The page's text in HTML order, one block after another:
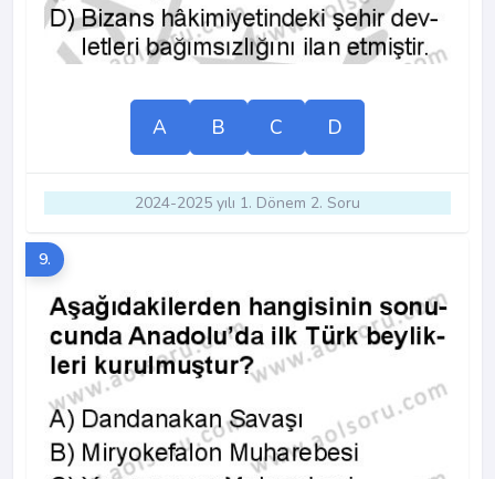
A B C D
2024-2025 yılı 1. Dönem 2. Soru
9.